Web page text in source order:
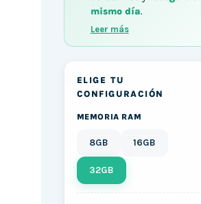
mismo día.
Leer más
ELIGE TU
CONFIGURACIÓN
MEMORIA RAM
8GB 16GB
32GB